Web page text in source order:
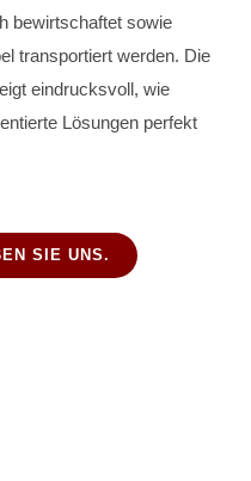
bewirtschaftet sowie
transportiert werden. Die
eindrucksvoll, wie
Lösungen perfekt
SIE UNS.